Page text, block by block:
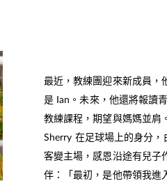
最近，教練團迎來新成員，
是 Ian。未來，他還將報讀
教練課程，期望與媽媽並肩。
Sherry 在足球場上的身分，
客變主場，感恩沿途有兒子
伴：「最初，是他帶領我進